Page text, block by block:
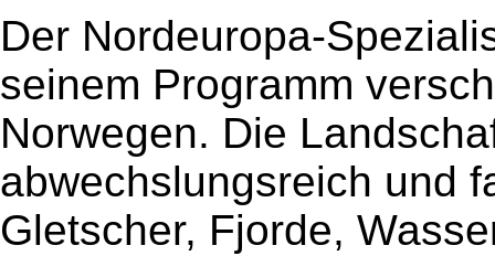
Der Nordeuropa-
seinem Programm
Norwegen. Die
abwechslungsreich und
Gletscher, Fjorde,